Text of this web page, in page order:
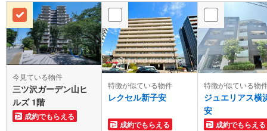
今見ている物件
三ツ沢ガーデン山ヒ
ルズ 1階
成約でもらえる
特徴が似ている物件
レクセル新子安
成約でもらえる
特徴が似ている物
ジュエリアス横
安
成約でもらえる